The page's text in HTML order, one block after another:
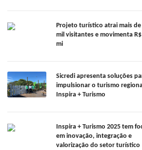
Projeto turístico atrai mais de
mil visitantes e movimenta
mi
Sicredi apresenta soluções
impulsionar o turismo
Inspira + Turismo
Inspira + Turismo 2025 tem
em inovação, integração e
valorização do setor turístico